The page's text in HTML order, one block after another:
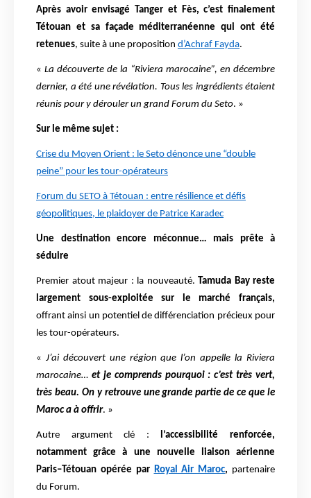
Après avoir envisagé Tanger et Fès, c’est finalement
Tétouan et sa façade méditerranéenne qui ont été
retenues, suite à une proposition d’Achraf Fayda.
« La découverte de la “Riviera marocaine”, en décembre
dernier, a été une révélation. Tous les ingrédients étaient
réunis pour y dérouler un grand Forum du Seto. »
Sur le même sujet :
Crise du Moyen Orient : le Seto dénonce une “double
peine” pour les tour-opérateurs
Forum du SETO à Tétouan : entre résilience et défis
géopolitiques, le plaidoyer de Patrice Karadec
Une destination encore méconnue… mais prête à
séduire
Premier atout majeur : la nouveauté. Tamuda Bay reste
largement sous-exploitée sur le marché français,
offrant ainsi un potentiel de différenciation précieux pour
les tour-opérateurs.
« J’ai découvert une région que l’on appelle la Riviera
marocaine… et je comprends pourquoi : c’est très vert,
très beau. On y retrouve une grande partie de ce que le
Maroc a à offrir. »
Autre argument clé : l’accessibilité renforcée,
notamment grâce à une nouvelle liaison aérienne
Paris–Tétouan opérée par Royal Air Maroc, partenaire
du Forum.